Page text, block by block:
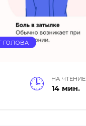
ГОЛОВА
НА ЧТЕНИЕ
14 мин.